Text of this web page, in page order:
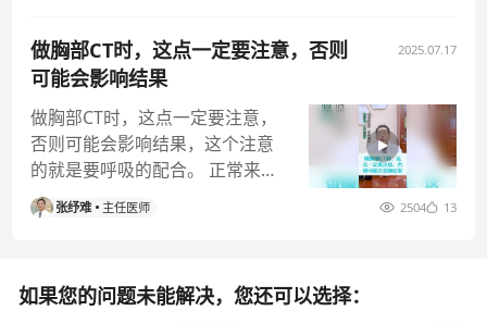
做胸部CT时，这点一定要注意，否则
可能会影响结果
2025.07.17
做胸部CT时，这点一定要注意，
否则可能会影响结果，这个注意
的就是要呼吸的配合。 正常来说
当扫描床移动的时候，机器都会
给出
张纾难 主任医师 2504 13
如果您的问题未能解决，您还可以选择：